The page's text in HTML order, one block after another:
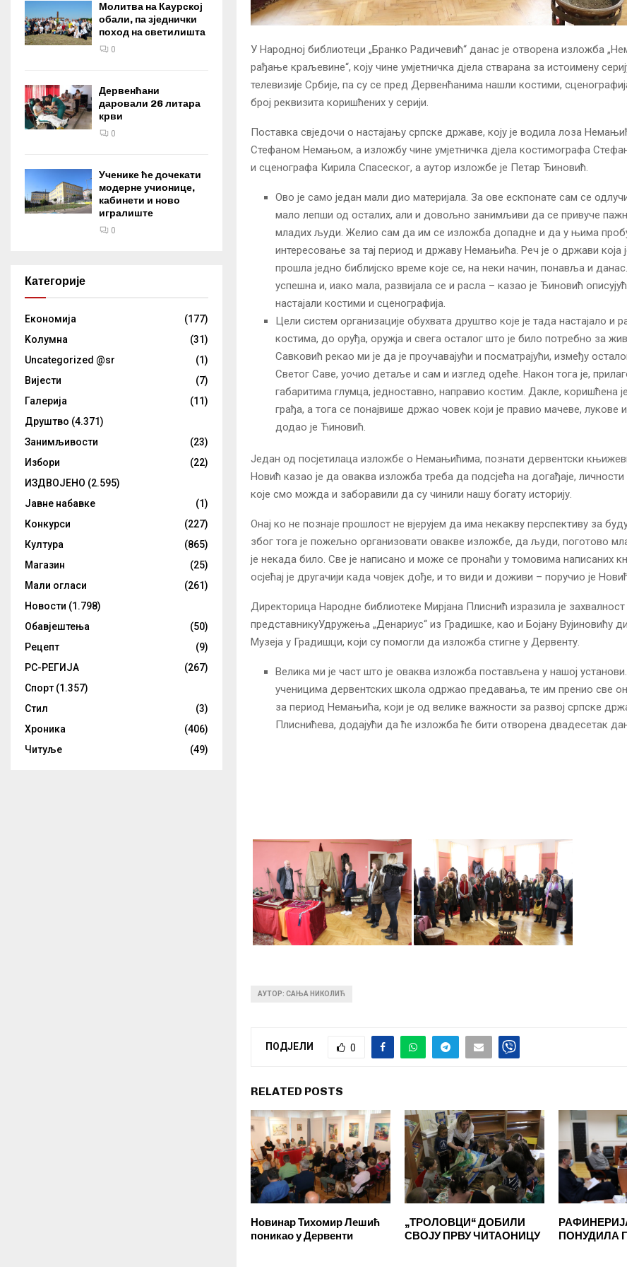
У Народној библиотеци „Бранко Радичевић“ данас је отворена изложба
рађање краљевине“, коју чине умјетничка дјела стварана за истоимену
телевизије Србије, па су се пред Дервенћанима нашли костими,
број реквизита коришћених у серији.
Поставка свједочи о настајању српске државе, коју је водила лоза
Стефаном Немањом, а изложбу чине умјетничка дјела костимографа
и сценографа Кирила Спасеског, а аутор изложбе је Петар Ђиновић.
Ово је само један мали дио материјала. За ове ескпонате сам се
мало лепши од осталих, али и довољно занимљиви да се привуче
младих људи. Желио сам да им се изложба допадне и да у њима
интересовање за тај период и државу Немањића. Реч је о држави која
прошла једно библијско време које се, на неки начин, понавља и
успешна и, иако мала, развијала се и расла – казао је Ђиновић
настајали костими и сценографија.
Цели систем организације обухвата друштво које је тада настајало и
костима, до оруђа, оружја и свега осталог што је било потребно за
Савковић рекао ми је да је проучавајући и посматрајући, између
Светог Саве, уочио детаље и сам и изглед одеће. Након тога је,
габаритима глумца, једноставно, направио костим. Дакле, коришћена
грађа, а тога се понајвише држао човек који је правио мачеве, лукове
додао је Ћиновић.
Један од посјетилаца изложбе о Немањићима, познати дервентски
Новић казао је да оваква изложба треба да подсјећа на догађаје,
које смо можда и заборавили да су чинили нашу богату историју.
Онај ко не познаје прошлост не вјерујем да има некакву перспективу за
због тога је пожељно организовати овакве изложбе, да људи, поготово
је некада било. Све је написано и може се пронаћи у томовима написаних
осјећај је другачији када човјек дође, и то види и доживи – поручио је
Директорица Народне библиотеке Мирјана Плиснић изразила је
представникуУдружења „Денариус“ из Градишке, као и Бојану Вујиновићу
Музеја у Градишци, који су помогли да изложба стигне у Дервенту.
Велика ми је част што је оваква изложба постављена у нашој установи.
ученицима дервентских школа одржао предавања, те им пренио све
за период Немањића, који је од велике важности за развој српске
Плиснићева, додајући да ће изложба ће бити отворена двадесетак
АУТОР: САЊА НИКОЛИЋ
ПОДЈЕЛИ 0
RELATED POSTS
Новинар Тихомир Лешић
поникао у Дервенти
„ТРОЛОВЦИ“ ДОБИЛИ
СВОЈУ ПРВУ ЧИТАОНИЦУ
ПОНУДИЛА
Молитва на Каурској
обали, па зједнички
поход на светилишта
0
Дервенћани
даровали 26 литара
крви
0
Ученике ће дочекати
модерне учионице,
кабинети и ново
игралиште
0
Категорије
Eкономија
(177)
Kолумнa
(31)
Uncategorized @sr
(1)
Вијести
(7)
Галерија
(11)
Друштво (4.371)
Занимљивости
(23)
Избори
(22)
ИЗДВОЈЕНО (2.595)
Јавне набавке
(1)
Конкурси
(227)
Култура
(865)
Магазин
(25)
Мали огласи
(261)
Новости (1.798)
Обавјештења
(50)
Рецепт
(9)
РС-РЕГИЈА
(267)
Спорт (1.357)
Стил
(3)
Хроника
(406)
Читуље
(49)